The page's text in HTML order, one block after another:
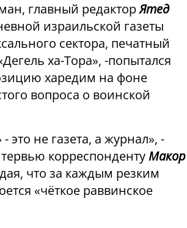
главный редакторЯтед
израильской газеты
сектора, печатный
ха-Тора», -попытался
харедим на фоне
вопроса о воинской
это не газета, а журнал», -
корреспондентуМакор
что за каждым резким
«чёткое раввинское